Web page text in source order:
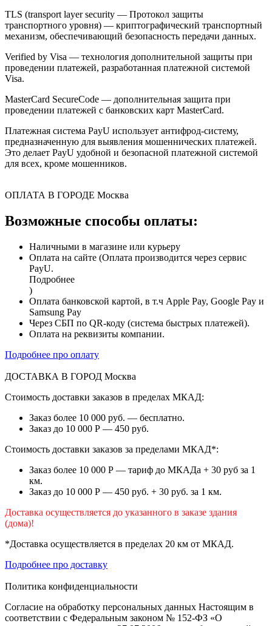
TLS (transport layer security — Протокол защиты
транспортного уровня) — криптографический транспортный
механизм, обеспечивающий безопасность передачи данных.
Verified by Visa — технология дополнительной защиты при
проведении платежей, разработанная платежной системой
Visa.
MasterCard SecureCode — дополнительная защита при
проведении платежей с банковских карт MasterCard.
Платежная система PayU использует антифрод-систему,
предназначенную для выявления мошеннических платежей.
Это делает PayU удобной и безопасной платежной системой
для всех, кроме мошенников.
ОПЛАТА В ГОРОДЕ Москва
Возможные способы оплаты:
Наличными в магазине или курьеру
Оплата на сайте (Оплата производится через сервис
PayU.
Подробнее
)
Оплата банковской картой, в т.ч Apple Pay, Google Pay и
Samsung Pay
Через СБП по QR-коду (система быстрых платежей).
Оплата на реквизиты компании.
Подробнее про оплату
ДОСТАВКА В ГОРОД Москва
Стоимость доставки заказов в пределах МКАД:
Заказ более 10 000 руб. — бесплатно.
Заказ до 10 000 Р — 450 руб.
Стоимость доставки заказов за пределами МКАД*:
Заказ более 10 000 Р — тариф до МКАДа + 30 руб за 1
км.
Заказ до 10 000 Р — 450 руб. + 30 руб. за 1 км.
Доставка осуществляется до указанного в заказе здания
(дома)!
*Доставка осуществляется в пределах 20 км от МКАД.
Подробнее про доставку
Политика конфиденциальности
Согласие на обработку персональных данных Настоящим в
соответствии с Федеральным законом № 152-ФЗ «О